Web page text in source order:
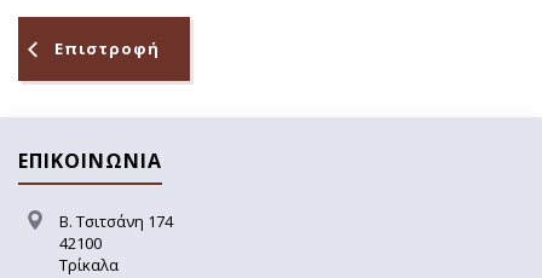
Επιστροφή
ΕΠΙΚΟΙΝΩΝΙΑ
Β. Τσιτσάνη 174
42100
Τρίκαλα